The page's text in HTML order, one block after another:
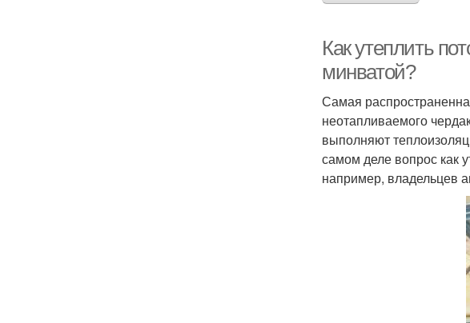
Как утеплить
минватой?
Самая
неотапливаемого
выполняют
самом деле вопрос как
например, владельцев